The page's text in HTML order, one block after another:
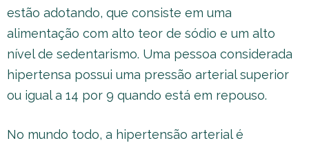
estão adotando, que consiste em uma
alimentação com alto teor de sódio e um alto
nível de sedentarismo. Uma pessoa considerada
hipertensa possui uma pressão arterial superior
ou igual a 14 por 9 quando está em repouso.
No mundo todo, a hipertensão arterial é